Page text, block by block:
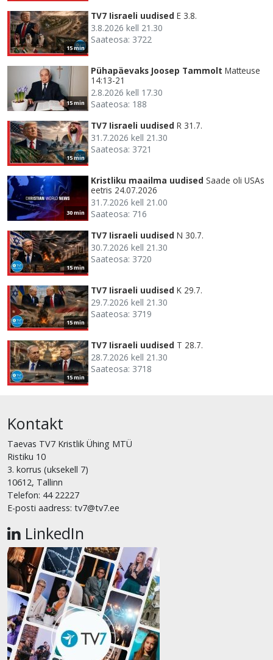
15 min
TV7 Iisraeli uudised E 3.8.
3.8.2026 kell 21.30
Saateosa: 3722
15 min
Pühapäevaks Joosep Tammolt Matteuse
14:13-21
2.8.2026 kell 17.30
Saateosa: 188
15 min
TV7 Iisraeli uudised R 31.7.
31.7.2026 kell 21.30
Saateosa: 3721
30 min
Kristliku maailma uudised Saade oli USAs
eetris 24.07.2026
31.7.2026 kell 21.00
Saateosa: 716
15 min
TV7 Iisraeli uudised N 30.7.
30.7.2026 kell 21.30
Saateosa: 3720
15 min
TV7 Iisraeli uudised K 29.7.
29.7.2026 kell 21.30
Saateosa: 3719
15 min
TV7 Iisraeli uudised T 28.7.
28.7.2026 kell 21.30
Saateosa: 3718
Kontakt
Taevas TV7 Kristlik Ühing MTÜ
Ristiku 10
3. korrus (uksekell 7)
10612, Tallinn
Telefon: 44 22227
E-posti aadress: tv7@tv7.ee
LinkedIn